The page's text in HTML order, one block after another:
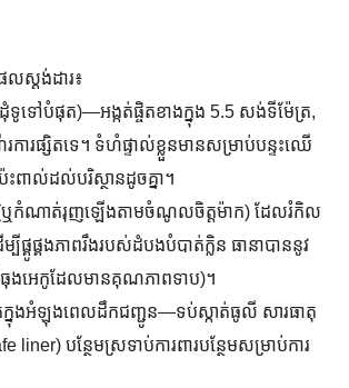
លស្តង់ដារ៖
ទូទៅបំផុត)—អង្កត់ផ្ចិតខាងក្នុង 5.5 សង់ទីម៉ែត្រ,
រផ្សិតទេ។ ទំហំផ្ទាល់ខ្លួនមានសម្រាប់បន្ទះឈើ
ាល់ដល់បរិស្ថានដូចគ្នា។
កំណាត់រុញឡើងតាមចំណូលចិត្តម៉ាក) ដែលរំកិល
ផ្គូផ្គងភាពរឹងរបស់ដំបងបំបាត់ក្លិន ធានាបាននូវ
ធុងអេកូដែលមានគុណភាពទាប)។
នុងអំឡុងពេលដឹកជញ្ជូន—ទប់ស្កាត់ធូលី សារធាតុ
បន្ថែមស្រទាប់ការពារបន្ថែមសម្រាប់ការ